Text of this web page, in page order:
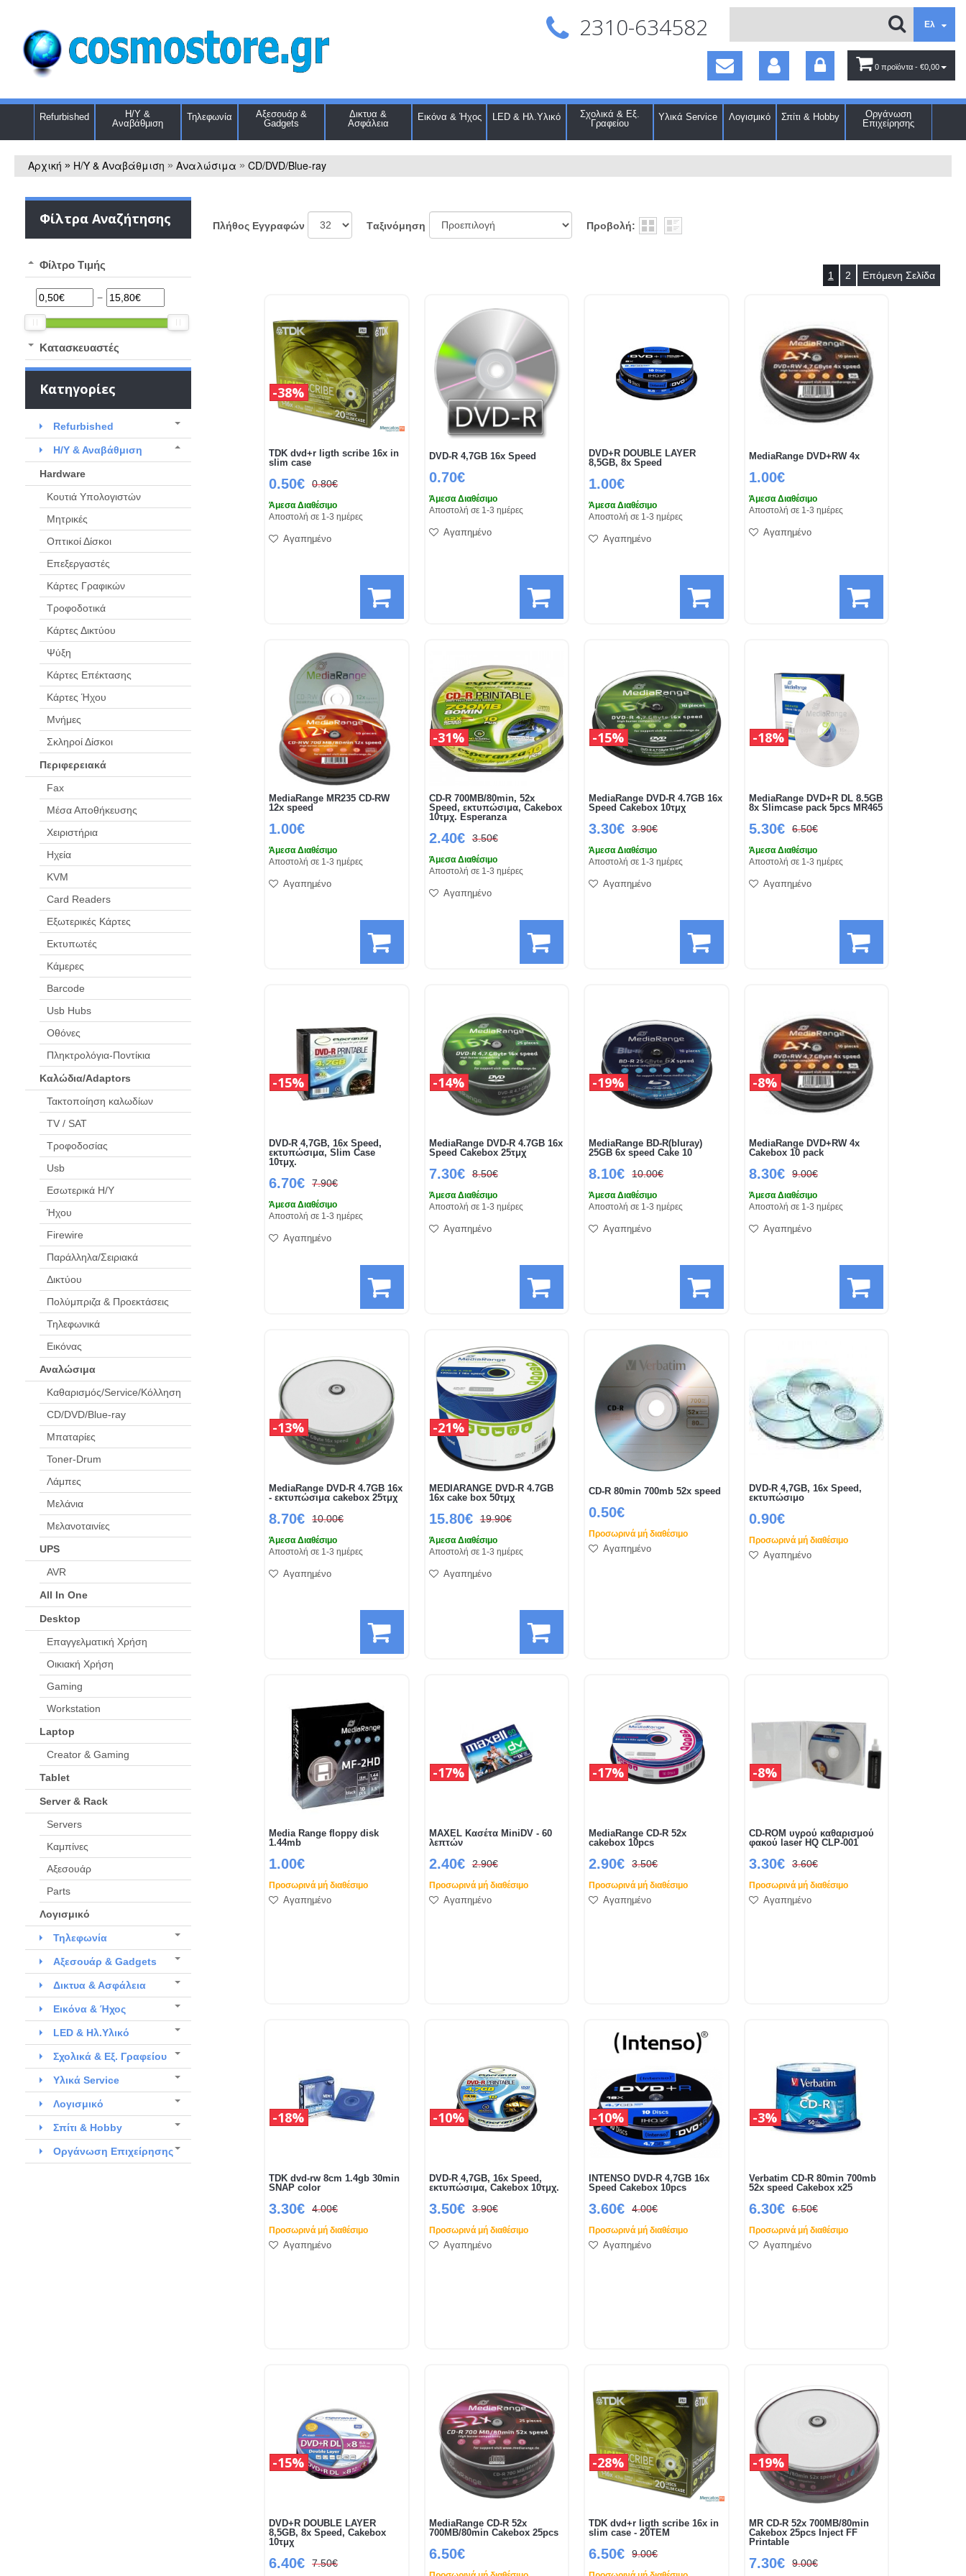
Ελ
2310-634582
0 προϊόντα - €0,00
Refurbished
Η/Υ &
Αναβάθμιση
Τηλεφωνία
Αξεσουάρ &
Gadgets
Δικτυα &
Ασφάλεια
Εικόνα & Ήχος LED & Ηλ.Υλικό
Σχολικά & Εξ.
Γραφείου
Υλικά Service Λογισμικό Σπίτι & Hobby
Οργάνωση
Επιχείρησης
Αρχική » Η/Υ & Αναβάθμιση » Αναλώσιμα » CD/DVD/Blue-ray
Φίλτρα Αναζήτησης
Φίλτρο Τιμής
−
Kατασκευαστές
Κατηγορίες
Refurbished
Η/Υ & Αναβάθμιση
Hardware
Κουτιά Υπολογιστών
Μητρικές
Οπτικοί Δίσκοι
Επεξεργαστές
Κάρτες Γραφικών
Τροφοδοτικά
Κάρτες Δικτύου
Ψύξη
Κάρτες Επέκτασης
Κάρτες Ήχου
Μνήμες
Σκληροί Δίσκοι
Περιφερειακά
Fax
Μέσα Αποθήκευσης
Χειριστήρια
Ηχεία
KVM
Card Readers
Εξωτερικές Κάρτες
Εκτυπωτές
Κάμερες
Barcode
Usb Hubs
Οθόνες
Πληκτρολόγια-Ποντίκια
Καλώδια/Adaptors
Τακτοποίηση καλωδίων
TV / SAT
Τροφοδοσίας
Usb
Εσωτερικά Η/Υ
Ήχου
Firewire
Παράλληλα/Σειριακά
Δικτύου
Πολύμπριζα & Προεκτάσεις
Τηλεφωνικά
Εικόνας
Αναλώσιμα
Καθαρισμός/Service/Κόλληση
CD/DVD/Blue-ray
Μπαταρίες
Toner-Drum
Λάμπες
Μελάνια
Μελανοταινίες
UPS
AVR
All In One
Desktop
Επαγγελματική Χρήση
Οικιακή Χρήση
Gaming
Workstation
Laptop
Creator & Gaming
Tablet
Server & Rack
Servers
Καμπίνες
Αξεσουάρ
Parts
Λογισμικό
Τηλεφωνία
Αξεσουάρ & Gadgets
Δικτυα & Ασφάλεια
Εικόνα & Ήχος
LED & Ηλ.Υλικό
Σχολικά & Εξ. Γραφείου
Υλικά Service
Λογισμικό
Σπίτι & Hobby
Οργάνωση Επιχείρησης
Πλήθος Εγγραφών Tαξινόμηση Προβολή:
1 2 Επόμενη Σελίδα
TDK dvd+r ligth scribe 16x in
slim case
0.50€ 0.80€
38%
Άμεσα Διαθέσιμο
Αποστολή σε 1-3 ημέρες
Αγαπημένο
DVD-R 4,7GB 16x Speed
0.70€
Άμεσα Διαθέσιμο
Αποστολή σε 1-3 ημέρες
Αγαπημένο
DVD+R DOUBLE LAYER
8,5GB, 8x Speed
1.00€
Άμεσα Διαθέσιμο
Αποστολή σε 1-3 ημέρες
Αγαπημένο
MediaRange DVD+RW 4x
1.00€
Άμεσα Διαθέσιμο
Αποστολή σε 1-3 ημέρες
Αγαπημένο
MediaRange MR235 CD-RW
12x speed
1.00€
Άμεσα Διαθέσιμο
Αποστολή σε 1-3 ημέρες
Αγαπημένο
CD-R 700MB/80min, 52x
Speed, εκτυπώσιμα, Cakebox
10τμχ. Esperanza
2.40€ 3.50€
31%
Άμεσα Διαθέσιμο
Αποστολή σε 1-3 ημέρες
Αγαπημένο
MediaRange DVD-R 4.7GB 16x
Speed Cakebox 10τμχ
3.30€ 3.90€
15%
Άμεσα Διαθέσιμο
Αποστολή σε 1-3 ημέρες
Αγαπημένο
MediaRange DVD+R DL 8.5GB
8x Slimcase pack 5pcs MR465
5.30€ 6.50€
18%
Άμεσα Διαθέσιμο
Αποστολή σε 1-3 ημέρες
Αγαπημένο
DVD-R 4,7GB, 16x Speed,
εκτυπώσιμα, Slim Case
10τμχ.
6.70€ 7.90€
15%
Άμεσα Διαθέσιμο
Αποστολή σε 1-3 ημέρες
Αγαπημένο
MediaRange DVD-R 4.7GB 16x
Speed Cakebox 25τμχ
7.30€ 8.50€
14%
Άμεσα Διαθέσιμο
Αποστολή σε 1-3 ημέρες
Αγαπημένο
MediaRange BD-R(bluray)
25GB 6x speed Cake 10
8.10€ 10.00€
19%
Άμεσα Διαθέσιμο
Αποστολή σε 1-3 ημέρες
Αγαπημένο
MediaRange DVD+RW 4x
Cakebox 10 pack
8.30€ 9.00€
8%
Άμεσα Διαθέσιμο
Αποστολή σε 1-3 ημέρες
Αγαπημένο
MediaRange DVD-R 4.7GB 16x
- εκτυπώσιμα cakebox 25τμχ
8.70€ 10.00€
13%
Άμεσα Διαθέσιμο
Αποστολή σε 1-3 ημέρες
Αγαπημένο
MEDIARANGE DVD-R 4.7GB
16x cake box 50τμχ
15.80€ 19.90€
21%
Άμεσα Διαθέσιμο
Αποστολή σε 1-3 ημέρες
Αγαπημένο
CD-R 80min 700mb 52x speed
0.50€
Προσωρινά μή διαθέσιμο
Αγαπημένο
DVD-R 4,7GB, 16x Speed,
εκτυπώσιμο
0.90€
Προσωρινά μή διαθέσιμο
Αγαπημένο
Media Range floppy disk
1.44mb
1.00€
Προσωρινά μή διαθέσιμο
Αγαπημένο
MAXEL Κασέτα MiniDV - 60
λεπτών
2.40€ 2.90€
17%
Προσωρινά μή διαθέσιμο
Αγαπημένο
MediaRange CD-R 52x
cakebox 10pcs
2.90€ 3.50€
17%
Προσωρινά μή διαθέσιμο
Αγαπημένο
CD-ROM υγρού καθαρισμού
φακού laser HQ CLP-001
3.30€ 3.60€
8%
Προσωρινά μή διαθέσιμο
Αγαπημένο
TDK dvd-rw 8cm 1.4gb 30min
SNAP color
3.30€ 4.00€
18%
Προσωρινά μή διαθέσιμο
Αγαπημένο
DVD-R 4,7GB, 16x Speed,
εκτυπώσιμα, Cakebox 10τμχ.
3.50€ 3.90€
10%
Προσωρινά μή διαθέσιμο
Αγαπημένο
INTENSO DVD-R 4,7GB 16x
Speed Cakebox 10pcs
3.60€ 4.00€
10%
Προσωρινά μή διαθέσιμο
Αγαπημένο
Verbatim CD-R 80min 700mb
52x speed Cakebox x25
6.30€ 6.50€
3%
Προσωρινά μή διαθέσιμο
Αγαπημένο
DVD+R DOUBLE LAYER
8,5GB, 8x Speed, Cakebox
10τμχ
6.40€ 7.50€
15%
MediaRange CD-R 52x
700MB/80min Cakebox 25pcs
6.50€
TDK dvd+r ligth scribe 16x in
slim case - 20TEM
6.50€ 9.00€
28%
MR CD-R 52x 700MB/80min
Cakebox 25pcs Inject FF
Printable
7.30€ 9.00€
19%